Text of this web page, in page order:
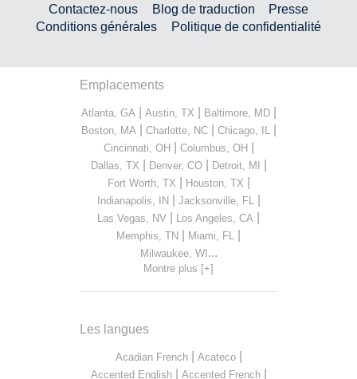
Contactez-nous
Blog de traduction
Presse
Conditions générales
Politique de confidentialité
Emplacements
Atlanta, GA| Austin, TX Baltimore, MD|
Boston, MA| Charlotte, NC| Chicago, IL|
Cincinnati, OH| Columbus, OH|
Dallas, TX Denver, CO| Detroit, MI
Fort Worth, TX Houston, TX
Indianapolis, IN| Jacksonville, FL|
Las Vegas, NV Los Angeles, CA
Memphis, TN Miami, FL
Milwaukee, WI ...
Montre plus [+]
Les langues
Acadian French| Acateco|
Accented English| Accented French|